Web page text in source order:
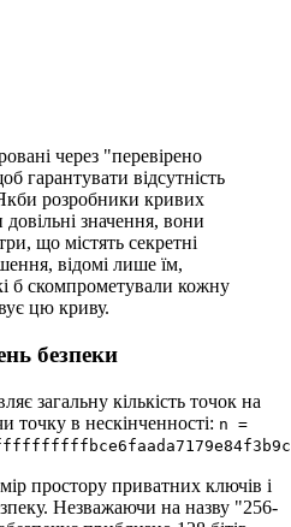
через "перевірено
гарантувати відсутність
розробники кривих
значення, вони
що містять секретні
відомі лише їм,
б скомпрометували кожну
цю криву.
безпеки
загальну кількість точок на
точку в нескінченності: n =
простору приватних ключів і
Незважаючи на назву "256-